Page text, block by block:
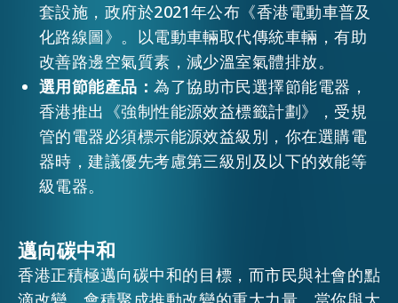
套設施，政府於2021年公布《香港電動車普及
化路線圖》。以電動車輛取代傳統車輛，有助
改善路邊空氣質素，減少溫室氣體排放。
選用節能產品：為了協助市民選擇節能電器，
香港推出《強制性能源效益標籤計劃》，受規
管的電器必須標示能源效益級別，你在選購電
器時，建議優先考慮第三級別及以下的效能等
級電器。
邁向碳中和
香港正積極邁向碳中和的目標，而市民與社會的點